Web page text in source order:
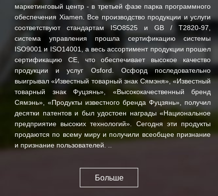
маркетинговый центр - в третьей фазе парка программного
обеспечения Xiamen. Все производство продукции и услуги
соответствуют стандартам ISO8525 и GB / T2820-97,
система управления прошла сертификацию системы
ISO9001 и ISO14001, а весь ассортимент продукции прошел
сертификацию CE, что обеспечивает высокое качество
продукции и услуг Osford. Осфорд последовательно
выигрывал «Известный товарный знак Сямэня», «Известный
товарный знак Фуцзянь», «Высококачественный бренд
Сямэнь», «Продукты известного бренда Фуцзянь», получил
десятки патентов и был удостоен награды «Национальное
предприятие высоких технологий». Сегодня эти продукты
продаются по всему миру и получили всеобщее признание
и признание пользователей. ..
Больше